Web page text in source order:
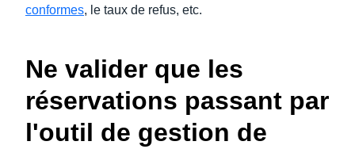
conformes, le taux de refus, etc.
Ne valider que les
réservations passant par
l'outil de gestion de